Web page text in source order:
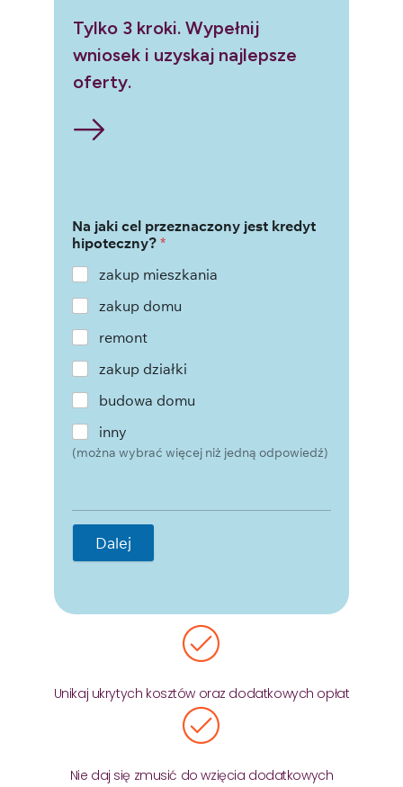
Tylko 3 kroki. Wypełnij
wniosek i uzyskaj najlepsze
oferty.
Na jaki cel przeznaczony jest kredyt
hipoteczny? *
zakup mieszkania
zakup domu
remont
zakup działki
budowa domu
inny
(można wybrać więcej niż jedną odpowiedź)
Dalej
Unikaj ukrytych kosztów oraz dodatkowych opłat
Nie daj się zmusić do wzięcia dodatkowych